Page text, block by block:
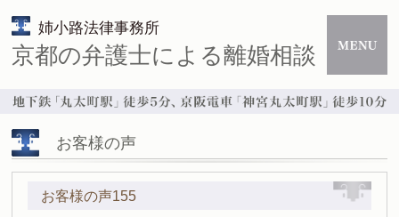
姉小路法律事務所
京都の弁護士による離婚相談
お客様の声
お客様の声155